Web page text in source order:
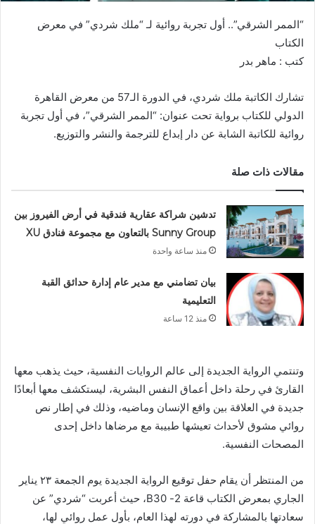
“الممر الشرقي”.. أول تجربة روائية لـ “ملك شردي” في معرض
الكتاب
كتب : ماهر بدر
تشارك الكاتبة ملك شردي، في الدورة الـ57 من معرض القاهرة
الدولي للكتاب برواية تحت عنوان: “الممر الشرقي”، في أول تجربة
روائية للكاتبة الشابة عن دار إبداع للترجمة والنشر والتوزيع.
مقالات ذات صلة
تدشين شراكة عقارية فندقية في أرض الفيروز بين
Sunny Group بالتعاون مع مجموعة فنادق XU
منذ ساعة واحدة
بيان تضامني مع مدير عام إدارة حدائق القبة
التعليمية
منذ 12 ساعة
وتنتمي الرواية الجديدة إلى عالم الروايات النفسية، حيث يذهب معها
القارئ في رحلة داخل أعماق النفس البشرية، ليستكشف معها أبعادًا
جديدة في العلاقة بين واقع الإنسان وماضيه، وذلك في إطار نص
روائي مشوق لأحداث تعيشها طبيبة مع مرضاها داخل إحدى
المصحات النفسية.
من المنتظر أن يقام حفل توقيع الرواية الجديدة يوم الجمعة ٢٣ يناير
الجاري بمعرض الكتاب قاعة 2- B30، حيث أعربت “شردي” عن
سعادتها بالمشاركة في دورته لهذا العام، بأول عمل روائي لها،